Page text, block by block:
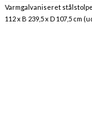
Varmgalvaniseret
112 x B 239,5 x D 107,5 cm